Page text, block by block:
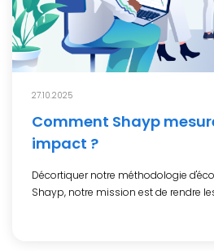
27.10.2025
Comment Shayp
impact ?
Décortiquer notre méthodologie
Shayp, notre mission est de rendre